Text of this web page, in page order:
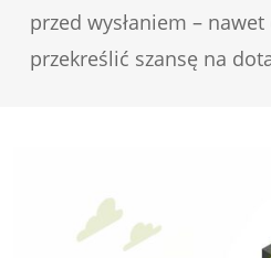
przed wysłaniem –
przekreślić szansę na